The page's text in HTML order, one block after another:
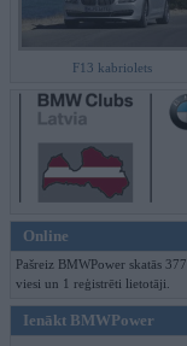
F13 kabriolets
Online
Pašreiz BMWPower skatās 377
viesi un 1 reģistrēti lietotāji.
Ienākt BMWPower